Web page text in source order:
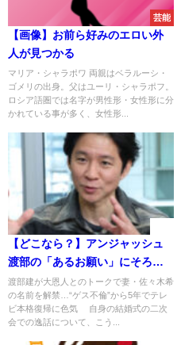
芸能
【画像】お前ら好みのエロい外
人が見つかる
マリア・シャラポワ 両親はベラルーシ・
ゴメリの出身。父はユーリ・シャラポフ。
ロシア語圏では名字が男性形・女性形に分
かれている事が多く、女性形...
【どこなら？】アンジャッシュ
渡部の「あるお願い」にそろそ
ろと言われることに
渡部建が大恩人とのトークで妻・佐々木希
の名前を解禁…“ゲス不倫”から5年でテレ
ビ本格復帰に色気 自身の結婚式の二次
会での逸話について、こう...